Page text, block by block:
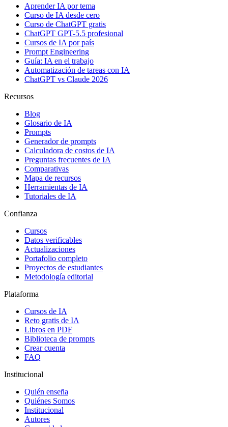
Aprender IA por tema
Curso de IA desde cero
Curso de ChatGPT gratis
ChatGPT GPT-5.5 profesional
Cursos de IA por país
Prompt Engineering
Guía: IA en el trabajo
Automatización de tareas con IA
ChatGPT vs Claude 2026
Recursos
Blog
Glosario de IA
Prompts
Generador de prompts
Calculadora de costos de IA
Preguntas frecuentes de IA
Comparativas
Mapa de recursos
Herramientas de IA
Tutoriales de IA
Confianza
Cursos
Datos verificables
Actualizaciones
Portafolio completo
Proyectos de estudiantes
Metodología editorial
Plataforma
Cursos de IA
Reto gratis de IA
Libros en PDF
Biblioteca de prompts
Crear cuenta
FAQ
Institucional
Quién enseña
Quiénes Somos
Institucional
Autores